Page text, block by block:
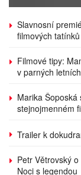
Slavnosní
filmových tatínků
Filmové tipy:
v parných
Marika
stejnojmenném
Trailer k
Petr Větrovský
Noci s legendou